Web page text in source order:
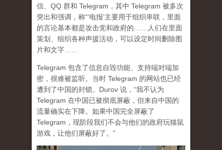
信、QQ 群和 Telegram，其中 Telegram 被多次
突出和强调，称“‘电报’主要用于组织串联，里面
的言论基本都是攻击党和政府的……人们在里面
策划、组织各种声援活动，可以设定时间删除图
片和文字……
Telegram 包含了信息自毁功能、支持端对端加
密，很难被监听。当时 Telegram 的网站也已经
遭到了中国的封锁。Durov 说，“我不认为
Telegram 在中国已被彻底屏蔽，但来自中国的
流量确实在下降。如果中国完全屏蔽了
Telegram，现阶段我们不会与他们的政府玩猫鼠
游戏，让他们屏蔽好了。”